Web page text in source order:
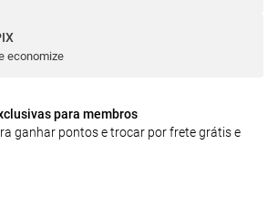
economize
para membros
ganhar pontos e trocar por frete grátis e